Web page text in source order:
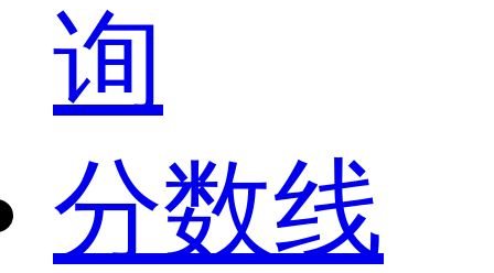
询
分数线